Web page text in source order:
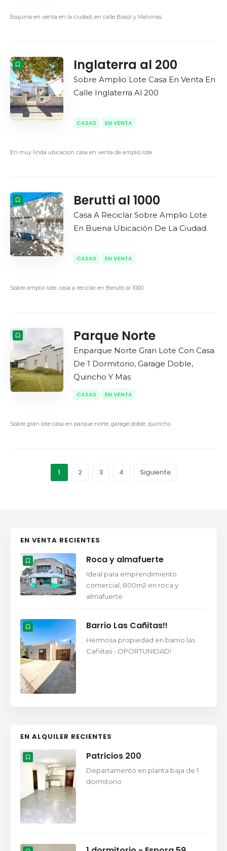
Esquina en venta en la ciudad, en calle Brasil y Malvinas
Inglaterra al 200
Sobre Amplio Lote Casa En Venta En
Calle Inglaterra Al 200
CASAS EN VENTA
En muy linda ubicacion casa en venta de amplio lote
Berutti al 1000
Casa A Reciclar Sobre Amplio Lote
En Buena Ubicación De La Ciudad.
CASAS EN VENTA
Sobre amplio lote. casa a reciclar en Berutti al 1000
Parque Norte
Enparque Norte Gran Lote Con Casa
De 1 Dormitorio, Garage Doble,
Quincho Y Mas
CASAS EN VENTA
Sobre gran lote casa en parque norte, garage doble, quincho
1 2 3 4 Siguiente
EN VENTA RECIENTES
Roca y almafuerte
Ideal para emprendimiento
comercial, 800m2 en roca y
almafuerte
Barrio Las Cañitas!!
Hermosa propiedad en barrio las
Cañiitas - OPORTUNIDAD!
EN ALQUILER RECIENTES
Patricios 200
Departamento en planta baja de 1
dormitorio